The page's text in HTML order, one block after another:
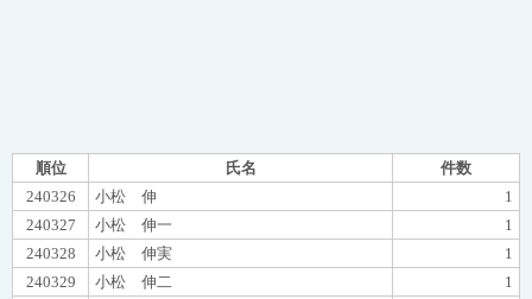
順位 氏名
件数
240326
小松 伸
1
240327
小松 伸一
1
240328
小松 伸実
1
240329
小松 伸二
1